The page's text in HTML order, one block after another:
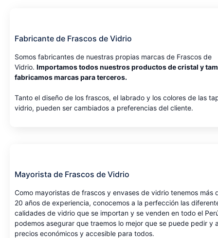
Fabricante de Frascos de Vidrio
Somos fabricantes de nuestras propias marcas de Frascos de
Vidrio. Importamos todos nuestros productos de cristal y
fabricamos marcas para terceros.
Tanto el diseño de los frascos, el labrado y los colores de las
vidrio, pueden ser cambiados a preferencias del cliente.
Mayorista de Frascos de Vidrio
Como mayoristas de frascos y envases de vidrio tenemos más
20 años de experiencia, conocemos a la perfección las
calidades de vidrio que se importan y se venden en todo el
podemos asegurar que traemos lo mejor que se puede pedir y
precios económicos y accesible para todos.